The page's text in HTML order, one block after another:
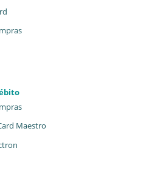
Maestro